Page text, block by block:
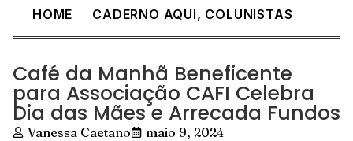
HOME CADERNO AQUI, COLUNISTAS
Café da Manhã Beneficente
para Associação CAFI Celebra
Dia das Mães e Arrecada Fundos
Vanessa Caetano
maio 9, 2024